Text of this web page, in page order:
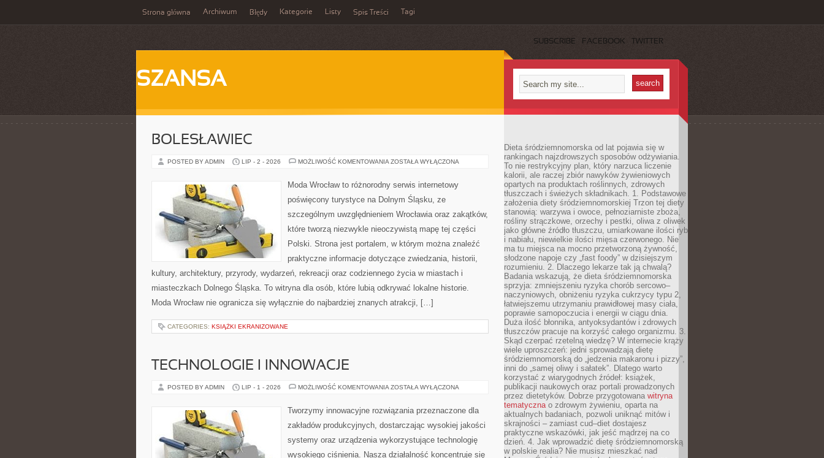
Strona główna Archiwum Błędy Kategorie Listy Spis Treści Tagi
SUBSCRIBE FACEBOOK TWITTER
SZANSA
BOLESŁAWIEC
POSTED BY ADMIN LIP - 2 - 2026 MOŻLIWOŚĆ KOMENTOWANIA BOLESŁAWIEC
ZOSTAŁA WYŁĄCZONA
Moda Wrocław to różnorodny serwis internetowy
poświęcony turystyce na Dolnym Śląsku, ze
szczególnym uwzględnieniem Wrocławia oraz zakątków,
które tworzą niezwykle nieoczywistą mapę tej części
Polski. Strona jest portalem, w którym można znaleźć
praktyczne informacje dotyczące zwiedzania, historii,
kultury, architektury, przyrody, wydarzeń, rekreacji oraz codziennego życia w miastach i
miasteczkach Dolnego Śląska. To witryna dla osób, które lubią odkrywać lokalne historie.
Moda Wrocław nie ogranicza się wyłącznie do najbardziej znanych atrakcji, […]
CATEGORIES: KSIĄŻKI EKRANIZOWANE
TECHNOLOGIE I INNOWACJE
POSTED BY ADMIN LIP - 1 - 2026 MOŻLIWOŚĆ KOMENTOWANIA TECHNOLOGIE
ZOSTAŁA WYŁĄCZONA
Tworzymy innowacyjne rozwiązania przeznaczone dla
zakładów produkcyjnych, dostarczając wysokiej jakości
systemy oraz urządzenia wykorzystujące technologię
wysokiego ciśnienia. Nasza działalność koncentruje się
Dieta śródziemnomorska od lat pojawia się w
rankingach najzdrowszych sposobów odżywiania.
To nie restrykcyjny plan, który narzuca liczenie
kalorii, ale raczej zbiór nawyków żywieniowych
opartych na produktach roślinnych, zdrowych
tłuszczach i świeżych składnikach. 1. Podstawowe
założenia diety śródziemnomorskiej Trzon tej diety
stanowią: warzywa i owoce, pełnoziarniste zboża,
rośliny strączkowe, orzechy i pestki, oliwa z oliwek
jako główne źródło tłuszczu, umiarkowane ilości ryb
i nabiału, niewielkie ilości mięsa czerwonego. Nie
ma tu miejsca na mocno przetworzoną żywność,
słodzone napoje czy „fast foody” w dzisiejszym
rozumieniu. 2. Dlaczego lekarze tak ją chwalą?
Badania wskazują, że dieta śródziemnomorska
sprzyja: zmniejszeniu ryzyka chorób sercowo–
naczyniowych, obniżeniu ryzyka cukrzycy typu 2,
łatwiejszemu utrzymaniu prawidłowej masy ciała,
poprawie samopoczucia i energii w ciągu dnia.
Duża ilość błonnika, antyoksydantów i zdrowych
tłuszczów pracuje na korzyść całego organizmu. 3.
Skąd czerpać rzetelną wiedzę? W internecie krąży
wiele uproszczeń: jedni sprowadzają dietę
śródziemnomorską do „jedzenia makaronu i pizzy”,
inni do „samej oliwy i sałatek”. Dlatego warto
korzystać z wiarygodnych źródeł: książek,
publikacji naukowych oraz portali prowadzonych
przez dietetyków. Dobrze przygotowana witryna
tematycznao zdrowym żywieniu, oparta na
aktualnych badaniach, pozwoli uniknąć mitów i
skrajności – zamiast cud–diet dostajesz
praktyczne wskazówki, jak jeść mądrzej na co
dzień. 4. Jak wprowadzić dietę śródziemnomorską
w polskie realia? Nie musisz mieszkać nad